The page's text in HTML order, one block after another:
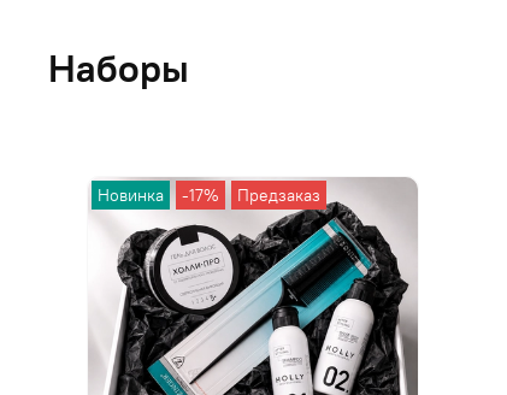
Наборы
Новинка -17% Предзаказ